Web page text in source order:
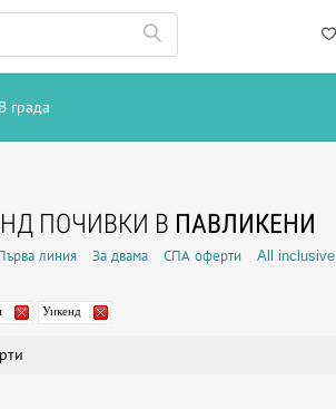
В града
ПОЧИВКИ В ПАВЛИКЕНИ
линия За двама СПА оферти All inclusive
Уикенд